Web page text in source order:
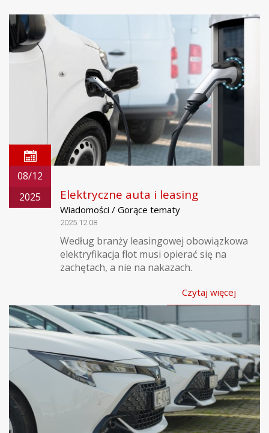
08/12
2025
Elektryczne auta i leasing
Wiadomości / Gorące tematy
2025.12.08
Według branży leasingowej obowiązkowa
elektryfikacja flot musi opierać się na
zachętach, a nie na nakazach.
Czytaj więcej